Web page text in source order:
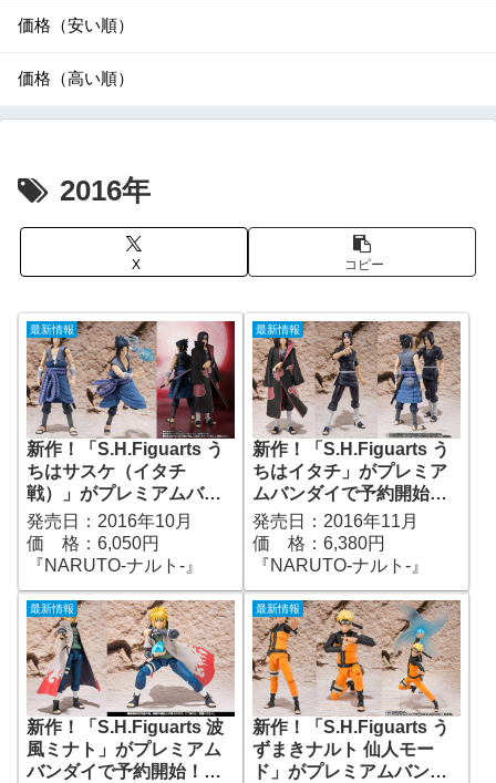
価格（安い順）
価格（高い順）
2016年
X コピー
最新情報
新作！「S.H.Figuarts う
ちはサスケ（イタチ
戦）」がプレミアムバン
ダイで予約開始！
『NARUTO-ナルト-』｜
定価6,050円｜発売日
発売日：2016年10月
価 格：6,050円
『NARUTO-ナルト-』
最新情報
新作！「S.H.Figuarts う
ちはイタチ」がプレミア
ムバンダイで予約開始！
『NARUTO-ナルト-』｜
定価6,380円｜発売日
2016年11月予定
発売日：2016年11月
価 格：6,380円
『NARUTO-ナルト-』
最新情報
新作！「S.H.Figuarts 波
風ミナト」がプレミアム
バンダイで予約開始！
最新情報
新作！「S.H.Figuarts う
ずまきナルト 仙人モー
ド」がプレミアムバンダ